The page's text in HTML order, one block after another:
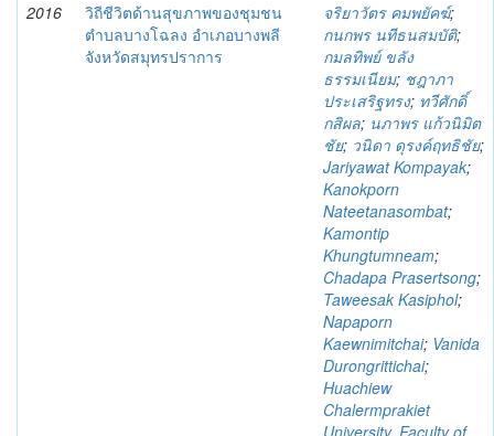
2016
วิถีชีวิตด้านสุขภาพของชุมชน
ตำบลบางโฉลง อำเภอบางพลี
จังหวัดสมุทรปราการ
จริยาวัตร คมพยัคฆ์;
กนกพร นทีธนสมบัติ;
กมลทิพย์ ขลัง
ธรรมเนียม; ชฎาภา
ประเสริฐทรง; ทวีศักดิ์
กสิผล; นภาพร แก้วนิมิต
ชัย; วนิดา ดุรงค์ฤทธิชัย;
Jariyawat Kompayak;
Kanokporn
Nateetanasombat;
Kamontip
Khungtumneam;
Chadapa Prasertsong;
Taweesak Kasiphol;
Napaporn
Kaewnimitchai; Vanida
Durongrittichai;
Huachiew
Chalermprakiet
University. Faculty of